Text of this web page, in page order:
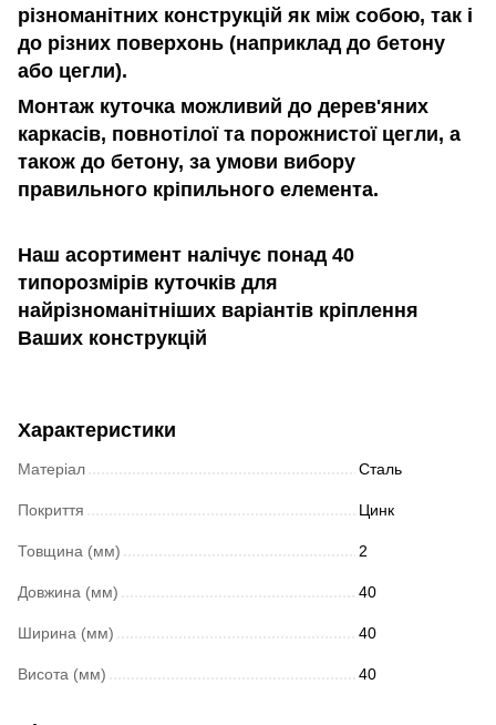
різноманітних конструкцій як між собою, так і
до різних поверхонь (наприклад до бетону
або цегли).
Монтаж куточка можливий до дерев'яних
каркасів, повнотілої та порожнистої цегли, а
також до бетону, за умови вибору
правильного кріпильного елемента.
Наш асортимент налічує понад 40
типорозмірів куточків для
найрізноманітніших варіантів кріплення
Ваших конструкцій
Характеристики
Матеріал Сталь
Покриття Цинк
Товщина (мм) 2
Довжина (мм) 40
Ширина (мм) 40
Висота (мм) 40